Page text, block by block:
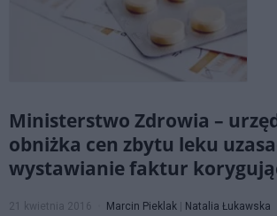
Ministerstwo Zdrowia –
obniżka cen zbytu leku
wystawianie faktur
21 kwietnia 2016 Marcin Pieklak | Natalia Łukawska